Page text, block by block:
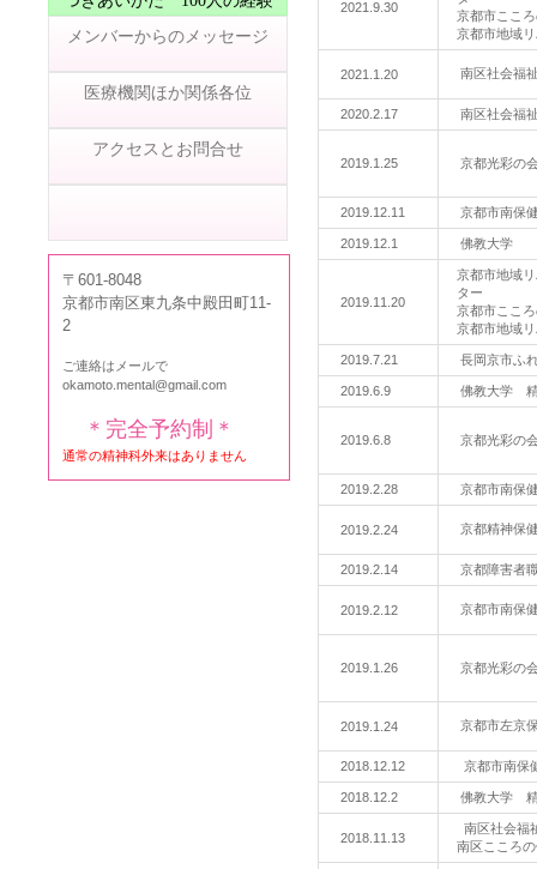
2021.9.30
京都市ここ
京都市地域
2021.1.20 南区社会福
2020.2.17 南区社会福
2019.1.25 京都光彩の
2019.12.11 京都市南保
2019.12.1 佛教大学
2019.11.20
京都市地域
ター
京都市ここ
京都市地域
2019.7.21 長岡京市ふ
2019.6.9 佛教大学 精
2019.6.8 京都光彩の
2019.2.28 京都市南保
2019.2.24 京都精神保
2019.2.14 京都障害者
2019.2.12 京都市南保
2019.1.26 京都光彩の
2019.1.24 京都市左京
2018.12.12 京都市南保
2018.12.2 佛教大学 精
2018.11.13
南区社会福
南区こころ
メンバーからのメッセージ
医療機関ほか関係各位
アクセスとお問合せ
〒601-8048
京都市南区東九条中殿田町11-
2
ご連絡はメールで
okamoto.mental@gmail.com
＊完全予約制＊
通常の精神科外来はありません